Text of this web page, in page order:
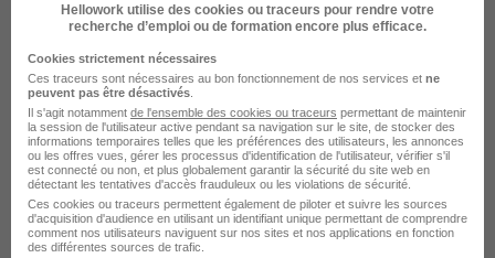
Voir l’offre
il y a 7 jours
Hellowork utilise des cookies ou traceurs pour rendre votre
recherche d’emploi ou de formation encore plus efficace.
Cookies strictement nécessaires
Ces traceurs sont nécessaires au bon fonctionnement de nos services et ne
peuvent pas être désactivés
Il s'agit notamment de l'ensemble des cookies ou traceurs permettant de maintenir
la session de l'utilisateur active pendant sa navigation sur le site, de stocker des
informations temporaires telles que les préférences des utilisateurs, les annonces
ou les offres vues, gérer les processus d'identification de l'utilisateur, vérifier s'il
est connecté ou non, et plus globalement garantir la sécurité du site web en
détectant les tentatives d'accès frauduleux ou les violations de sécurité.
Ces cookies ou traceurs permettent également de piloter et suivre les sources
d'acquisition d'audience en utilisant un identifiant unique permettant de comprendre
comment nos utilisateurs naviguent sur nos sites et nos applications en fonction
des différentes sources de trafic.